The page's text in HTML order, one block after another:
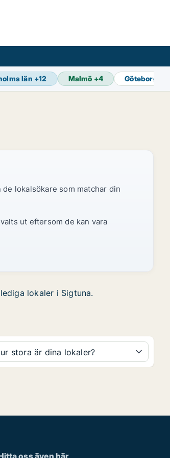
län +12 Malmö +4 Göteborg
lokalsökare som matchar din
ut eftersom de kan vara
lokaler i Sigtuna.
stora är dina lokaler?
oss även här